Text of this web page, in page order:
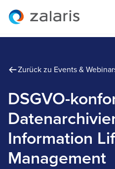
Zurück zu Events &
DSGVO-
Information
Management